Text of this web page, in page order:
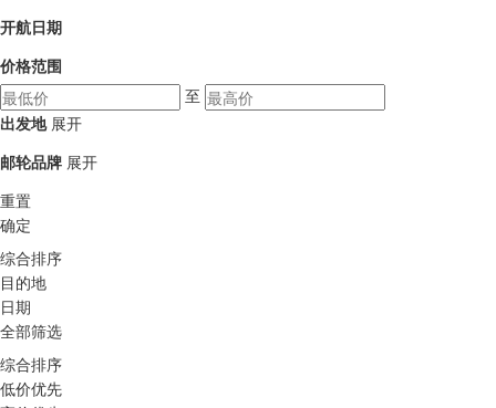
开航日期
价格范围
至
出发地 展开
邮轮品牌 展开
重置
确定
综合排序
目的地
日期
全部筛选
综合排序
低价优先